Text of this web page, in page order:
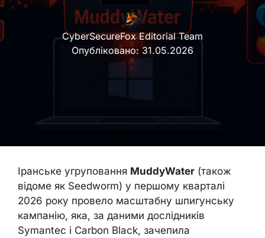
CyberSecureFox Editorial Team
Опубліковано:31.05.2026
Іранське угруповання MuddyWater (також
відоме як Seedworm) у першому кварталі
2026 року провело масштабну шпигунську
кампанію, яка, за даними дослідників
Symantec і Carbon Black, зачепила